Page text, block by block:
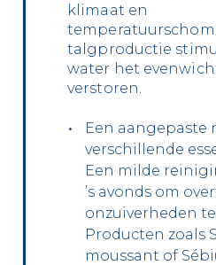
klimaat en
talgproductie
water het
verstoren.
Een aangepaste
verschillende
Een milde
’s avonds om
onzuiverheden
Producten zoals
moussant of